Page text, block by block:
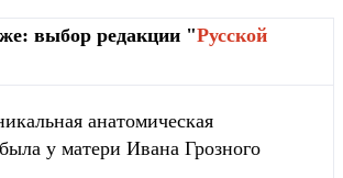
выбор редакции "Русской
анатомическая
у матери Ивана Грозного